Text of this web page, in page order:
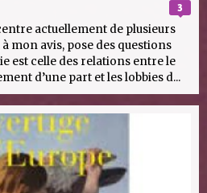
3
actuellement de plusieurs
mon avis, pose des questions
est celle des relations entre le
d’une part et les lobbies d...